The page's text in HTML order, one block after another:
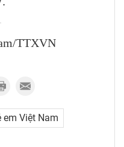
TTXVN
em Việt Nam